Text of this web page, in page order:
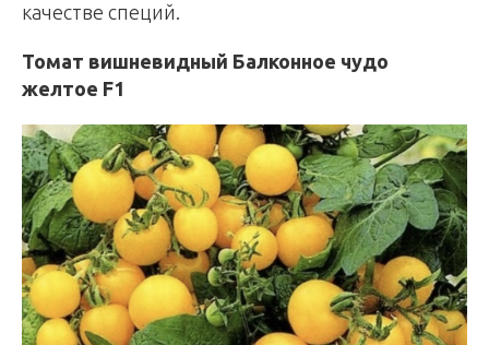
качестве специй.
Томат вишневидный Балконное чудо
желтое F1